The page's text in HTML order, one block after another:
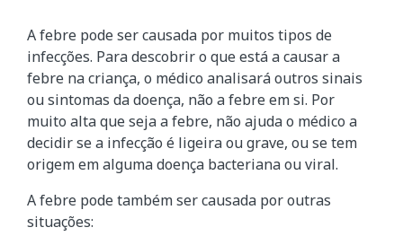
A febre pode ser causada por muitos tipos de
infecções. Para descobrir o que está a causar a
febre na criança, o médico analisará outros sinais
ou sintomas da doença, não a febre em si. Por
muito alta que seja a febre, não ajuda o médico a
decidir se a infecção é ligeira ou grave, ou se tem
origem em alguma doença bacteriana ou viral.
A febre pode também ser causada por outras
situações: